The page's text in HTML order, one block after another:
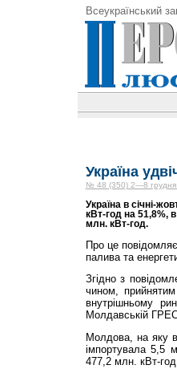
Всеукраїнський
Україна
№ 48 (350) 2—8 грудня
Україна в січні-
кВт-год на 51,8%,
млн. кВт-год.
Про це
палива та
Згідно з
чином,
внутрішньому
Молдавській
Молдова, на яку в
імпортувала 5,5
477,2 млн. кВт-